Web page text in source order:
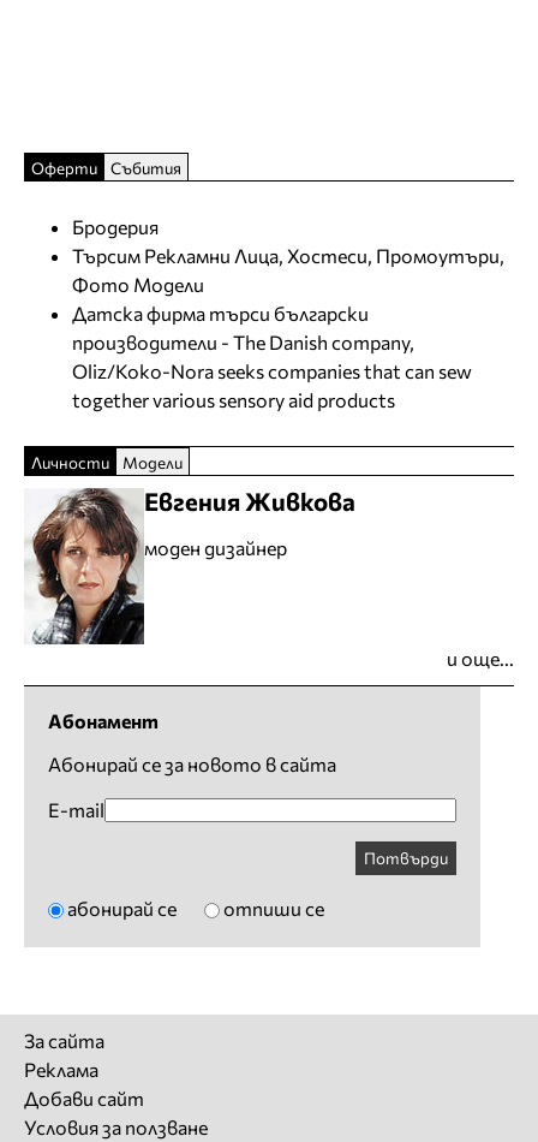
Оферти Събития
Бродерия
Търсим Рекламни Лица, Хостеси, Промоутъри,
Фото Модели
Датска фирма търси български
производители - The Danish company,
Oliz/Koko-Nora seeks companies that can sew
together various sensory aid products
Личности Модели
Евгения Живкова
моден дизайнер
и още...
Абонамент
Абонирай се за новото в сайта
E-mail
Потвърди
абонирай се отпиши се
За сайта
Реклама
Добави сайт
Условия за ползване